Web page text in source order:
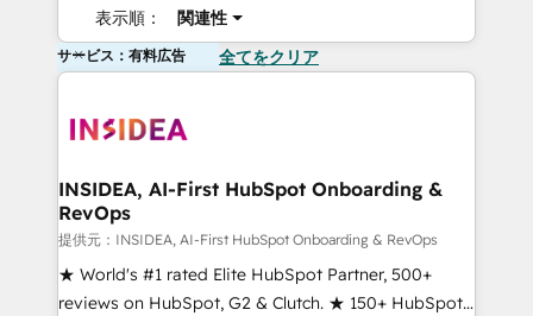
表示順： 関連性
サービス：有料広告 全てをクリア
INSIDEA, AI-First HubSpot Onboarding &
RevOps
提供元：INSIDEA, AI-First HubSpot Onboarding & RevOps
★ World's #1 rated Elite HubSpot Partner, 500+
reviews on HubSpot, G2 & Clutch. ★ 150+ HubSpot